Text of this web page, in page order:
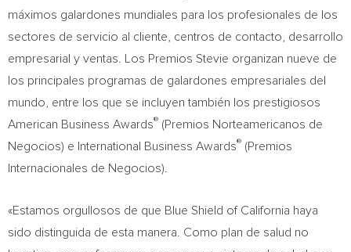
máximos galardones mundiales para los profesionales de los
sectores de servicio al cliente, centros de contacto, desarrollo
empresarial y ventas. Los Premios Stevie organizan nueve de
los principales programas de galardones empresariales del
mundo, entre los que se incluyen también los prestigiosos
American Business Awards® (Premios Norteamericanos de
Negocios) e International Business Awards® (Premios
Internacionales de Negocios).
«Estamos orgullosos de que Blue Shield of California haya
sido distinguida de esta manera. Como plan de salud no